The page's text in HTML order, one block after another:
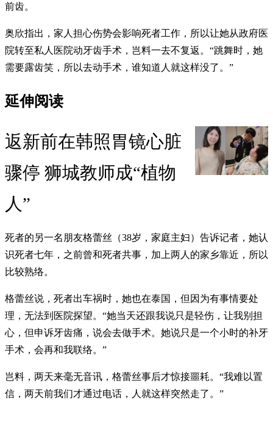
前齿。
奥欣指出，家人担心伤势会影响死者工作，所以让她从政府医
院转至私人医院动牙齿手术，岂料一去不复返。“跳舞时，她
需要露齿笑，所以去动手术，谁知道人就这样没了。”
延伸阅读
返新前在韩照胃镜心脏
骤停 狮城教师成“植物
人”
死者的另一名朋友格蕾丝（38岁，家庭主妇）告诉记者，她认
识死者七年，之前曾和死者共事，加上两人的家乡靠近，所以
比较熟络。
格蕾丝说，死者出车祸时，她也在泰国，但因为有事情要处
理，无法到医院探望。“她当天还跟我说只是轻伤，让我别担
心，但申诉牙齿痛，说会去做手术。她说只是一个小时的补牙
手术，会再和我联络。”
岂料，两天来毫无音讯，格蕾丝事后才惊接噩耗。“我难以置
信，两天前我们才通过电话，人就这样突然走了。”